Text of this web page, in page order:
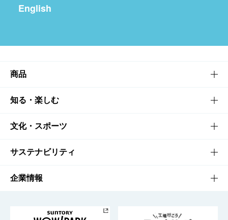
English
商品
商品TOP
商品一覧
商品発売情報
栄養成分一覧
知る・楽しむ
知る・楽しむTOP
キャンペーン
工場見学
文化・スポーツ
文化・スポーツTOP
サントリーホール
サステナビリティ
サステナビリティTOP
企業情報